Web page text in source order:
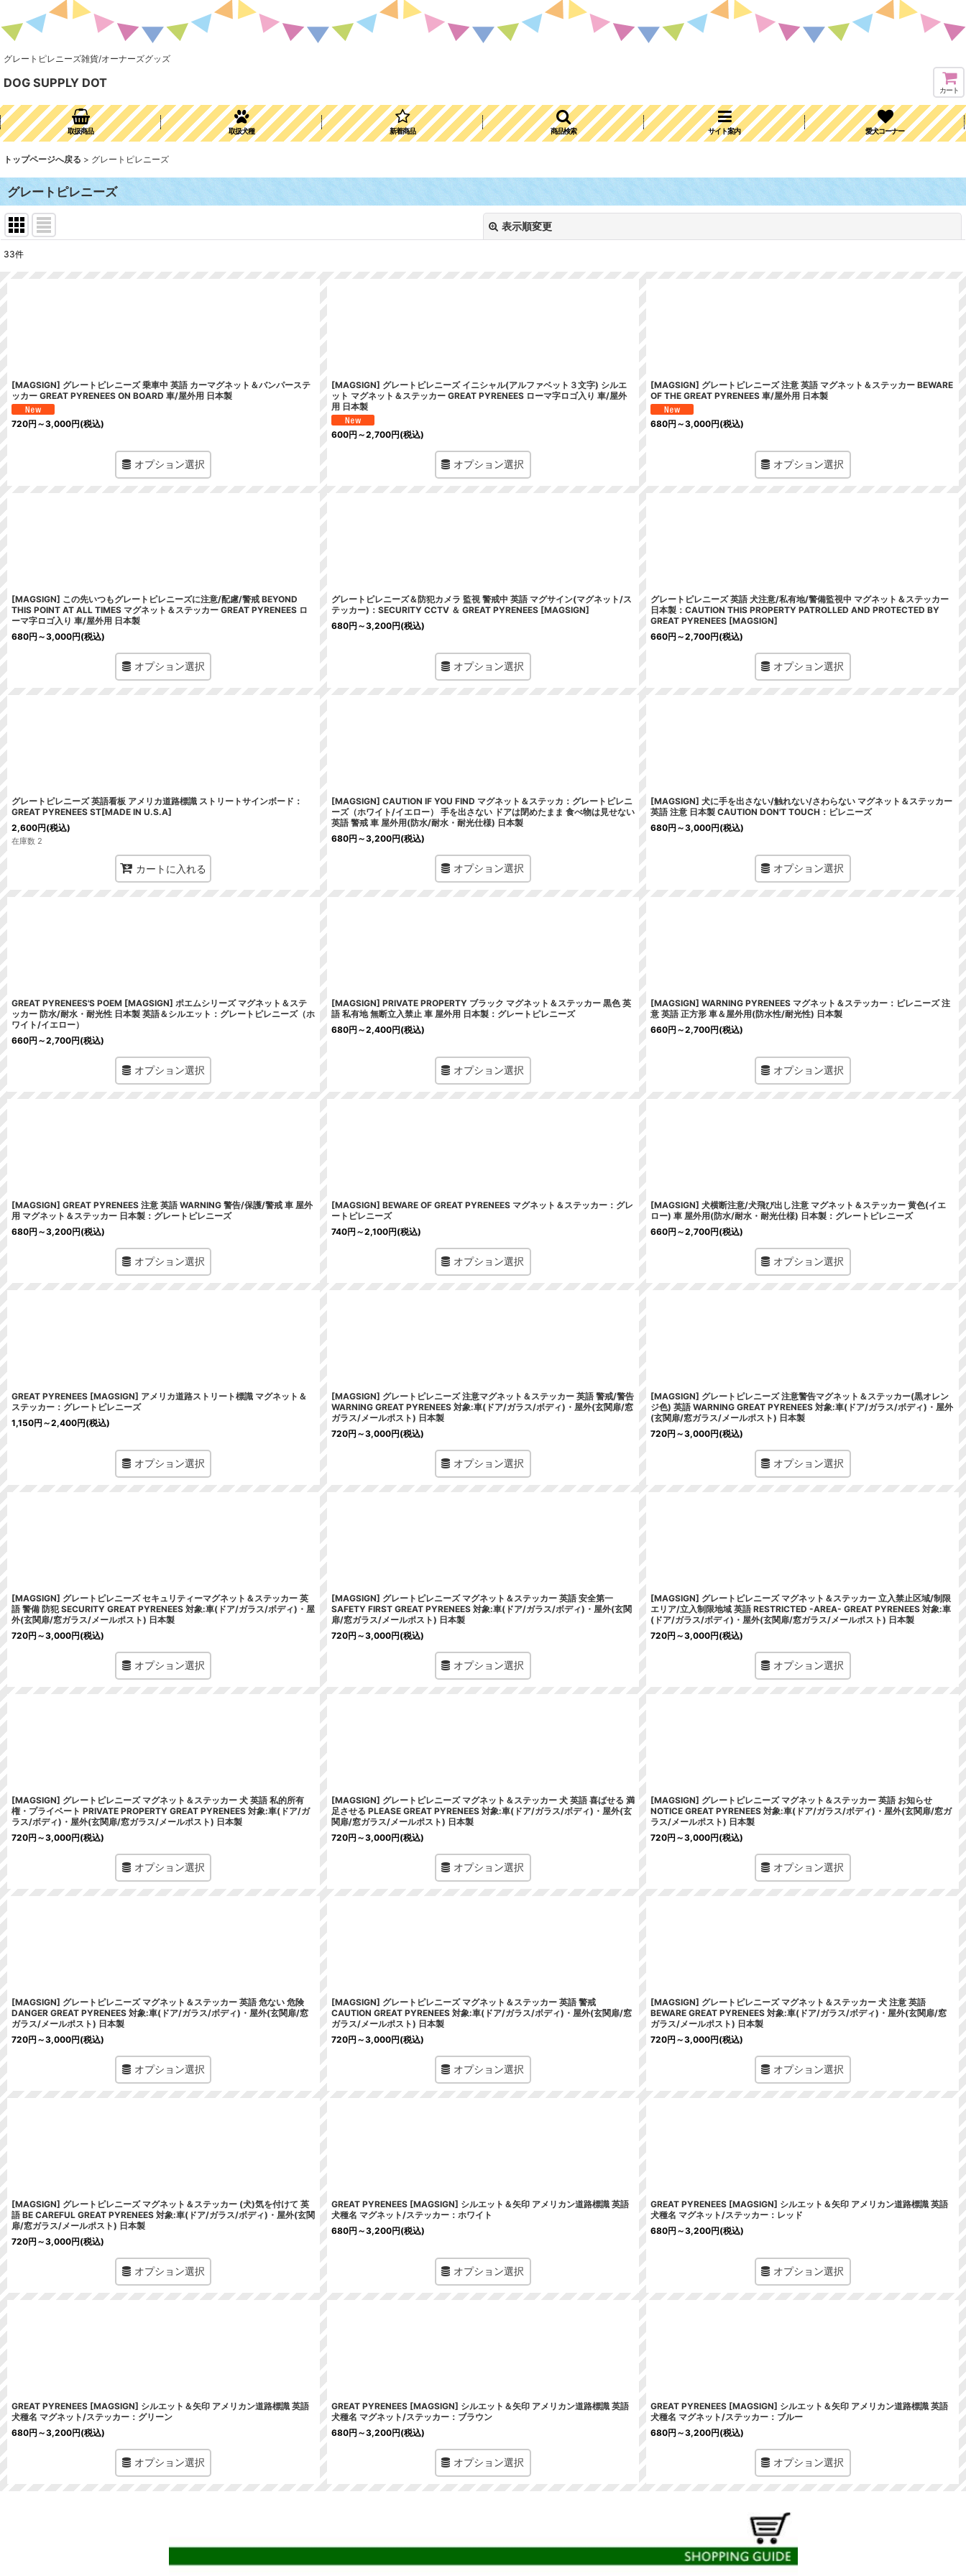
グレートピレニーズ雑貨/オーナーズグッズ
DOG SUPPLY DOT
カート
取扱商品 取扱犬種 新着商品 商品検索 サイト案内 愛犬コーナー
トップページへ戻る > グレートピレニーズ
グレートピレニーズ
表示順変更
33件
[MAGSIGN] グレートピレニーズ 乗車中 英語 カーマグネット＆バンパーステ
ッカー GREAT PYRENEES ON BOARD 車/屋外用 日本製
720円 ～3,000円(税込)
オプション選択
[MAGSIGN] グレートピレニーズ イニシャル(アルファベット３文字) シルエ
ット マグネット＆ステッカー GREAT PYRENEES ローマ字ロゴ入り 車/屋外
用 日本製
600円 ～2,700円(税込)
オプション選択
[MAGSIGN] グレートピレニーズ 注意 英語 マグネット＆ステッカー BEWARE
OF THE GREAT PYRENEES 車/屋外用 日本製
680円 ～3,000円(税込)
オプション選択
[MAGSIGN] この先いつもグレートピレニーズに注意/配慮/警戒 BEYOND
THIS POINT AT ALL TIMES マグネット＆ステッカー GREAT PYRENEES ロ
ーマ字ロゴ入り 車/屋外用 日本製
680円 ～3,000円(税込)
オプション選択
グレートピレニーズ＆防犯カメラ 監視 警戒中 英語 マグサイン(マグネット/ス
テッカー)：SECURITY CCTV ＆ GREAT PYRENEES [MAGSIGN]
680円 ～3,200円(税込)
オプション選択
グレートピレニーズ 英語 犬注意/私有地/警備監視中 マグネット＆ステッカー
日本製：CAUTION THIS PROPERTY PATROLLED AND PROTECTED BY
GREAT PYRENEES [MAGSIGN]
660円 ～2,700円(税込)
オプション選択
グレートピレニーズ 英語看板 アメリカ道路標識 ストリートサインボード：
GREAT PYRENEES ST[MADE IN U.S.A]
2,600円(税込)
在庫数 2
カートに入れる
[MAGSIGN] CAUTION IF YOU FIND マグネット＆ステッカ：グレートピレニ
ーズ（ホワイト/イエロー） 手を出さない ドアは閉めたまま 食べ物は見せない
英語 警戒 車 屋外用(防水/耐水・耐光仕様) 日本製
680円 ～3,200円(税込)
オプション選択
[MAGSIGN] 犬に手を出さない/触れない/さわらない マグネット＆ステッカー
英語 注意 日本製 CAUTION DON'T TOUCH：ピレニーズ
680円 ～3,000円(税込)
オプション選択
GREAT PYRENEES'S POEM [MAGSIGN] ポエムシリーズ マグネット＆ステ
ッカー 防水/耐水・耐光性 日本製 英語＆シルエット：グレートピレニーズ（ホ
ワイト/イエロー）
660円 ～2,700円(税込)
オプション選択
[MAGSIGN] PRIVATE PROPERTY ブラック マグネット＆ステッカー 黒色 英
語 私有地 無断立入禁止 車 屋外用 日本製：グレートピレニーズ
680円 ～2,400円(税込)
オプション選択
[MAGSIGN] WARNING PYRENEES マグネット＆ステッカー：ピレニーズ 注
意 英語 正方形 車＆屋外用(防水性/耐光性) 日本製
660円 ～2,700円(税込)
オプション選択
[MAGSIGN] GREAT PYRENEES 注意 英語 WARNING 警告/保護/警戒 車 屋外
用 マグネット＆ステッカー 日本製：グレートピレニーズ
680円 ～3,200円(税込)
オプション選択
[MAGSIGN] BEWARE OF GREAT PYRENEES マグネット＆ステッカー：グレ
ートピレニーズ
740円 ～2,100円(税込)
オプション選択
[MAGSIGN] 犬横断注意/犬飛び出し注意 マグネット＆ステッカー 黄色(イエ
ロー) 車 屋外用(防水/耐水・耐光仕様) 日本製：グレートピレニーズ
660円 ～2,700円(税込)
オプション選択
GREAT PYRENEES [MAGSIGN] アメリカ道路ストリート標識 マグネット＆
ステッカー：グレートピレニーズ
1,150円 ～2,400円(税込)
オプション選択
[MAGSIGN] グレートピレニーズ 注意マグネット＆ステッカー 英語 警戒/警告
WARNING GREAT PYRENEES 対象:車(ドア/ガラス/ボディ)・屋外(玄関扉/窓
ガラス/メールポスト) 日本製
720円 ～3,000円(税込)
オプション選択
[MAGSIGN] グレートピレニーズ 注意警告マグネット＆ステッカー(黒オレン
ジ色) 英語 WARNING GREAT PYRENEES 対象:車(ドア/ガラス/ボディ)・屋外
(玄関扉/窓ガラス/メールポスト) 日本製
720円 ～3,000円(税込)
オプション選択
[MAGSIGN] グレートピレニーズ セキュリティーマグネット＆ステッカー 英
語 警備 防犯 SECURITY GREAT PYRENEES 対象:車(ドア/ガラス/ボディ)・屋
外(玄関扉/窓ガラス/メールポスト) 日本製
720円 ～3,000円(税込)
オプション選択
[MAGSIGN] グレートピレニーズ マグネット＆ステッカー 英語 安全第一
SAFETY FIRST GREAT PYRENEES 対象:車(ドア/ガラス/ボディ)・屋外(玄関
扉/窓ガラス/メールポスト) 日本製
720円 ～3,000円(税込)
オプション選択
[MAGSIGN] グレートピレニーズ マグネット＆ステッカー 立入禁止区域/制限
エリア/立入制限地域 英語 RESTRICTED -AREA- GREAT PYRENEES 対象:車
(ドア/ガラス/ボディ)・屋外(玄関扉/窓ガラス/メールポスト) 日本製
720円 ～3,000円(税込)
オプション選択
[MAGSIGN] グレートピレニーズ マグネット＆ステッカー 犬 英語 私的所有
権・プライベート PRIVATE PROPERTY GREAT PYRENEES 対象:車(ドア/ガ
ラス/ボディ)・屋外(玄関扉/窓ガラス/メールポスト) 日本製
720円 ～3,000円(税込)
オプション選択
[MAGSIGN] グレートピレニーズ マグネット＆ステッカー 犬 英語 喜ばせる 満
足させる PLEASE GREAT PYRENEES 対象:車(ドア/ガラス/ボディ)・屋外(玄
関扉/窓ガラス/メールポスト) 日本製
720円 ～3,000円(税込)
オプション選択
[MAGSIGN] グレートピレニーズ マグネット＆ステッカー 英語 お知らせ
NOTICE GREAT PYRENEES 対象:車(ドア/ガラス/ボディ)・屋外(玄関扉/窓ガ
ラス/メールポスト) 日本製
720円 ～3,000円(税込)
オプション選択
[MAGSIGN] グレートピレニーズ マグネット＆ステッカー 英語 危ない 危険
DANGER GREAT PYRENEES 対象:車(ドア/ガラス/ボディ)・屋外(玄関扉/窓
ガラス/メールポスト) 日本製
720円 ～3,000円(税込)
オプション選択
[MAGSIGN] グレートピレニーズ マグネット＆ステッカー 英語 警戒
CAUTION GREAT PYRENEES 対象:車(ドア/ガラス/ボディ)・屋外(玄関扉/窓
ガラス/メールポスト) 日本製
720円 ～3,000円(税込)
オプション選択
[MAGSIGN] グレートピレニーズ マグネット＆ステッカー 犬 注意 英語
BEWARE GREAT PYRENEES 対象:車(ドア/ガラス/ボディ)・屋外(玄関扉/窓
ガラス/メールポスト) 日本製
720円 ～3,000円(税込)
オプション選択
[MAGSIGN] グレートピレニーズ マグネット＆ステッカー (犬)気を付けて 英
語 BE CAREFUL GREAT PYRENEES 対象:車(ドア/ガラス/ボディ)・屋外(玄関
扉/窓ガラス/メールポスト) 日本製
720円 ～3,000円(税込)
オプション選択
GREAT PYRENEES [MAGSIGN] シルエット＆矢印 アメリカン道路標識 英語
犬種名 マグネット/ステッカー：ホワイト
680円 ～3,200円(税込)
オプション選択
GREAT PYRENEES [MAGSIGN] シルエット＆矢印 アメリカン道路標識 英語
犬種名 マグネット/ステッカー：レッド
680円 ～3,200円(税込)
オプション選択
GREAT PYRENEES [MAGSIGN] シルエット＆矢印 アメリカン道路標識 英語
犬種名 マグネット/ステッカー：グリーン
680円 ～3,200円(税込)
オプション選択
GREAT PYRENEES [MAGSIGN] シルエット＆矢印 アメリカン道路標識 英語
犬種名 マグネット/ステッカー：ブラウン
680円 ～3,200円(税込)
オプション選択
GREAT PYRENEES [MAGSIGN] シルエット＆矢印 アメリカン道路標識 英語
犬種名 マグネット/ステッカー：ブルー
680円 ～3,200円(税込)
オプション選択